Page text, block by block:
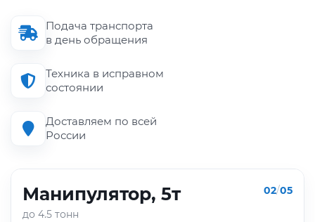
Подача транспорта
в день обращения
Техника в исправном
состоянии
Доставляем по всей
России
Манипулятор, 5т
до 4.5 тонн
02/05